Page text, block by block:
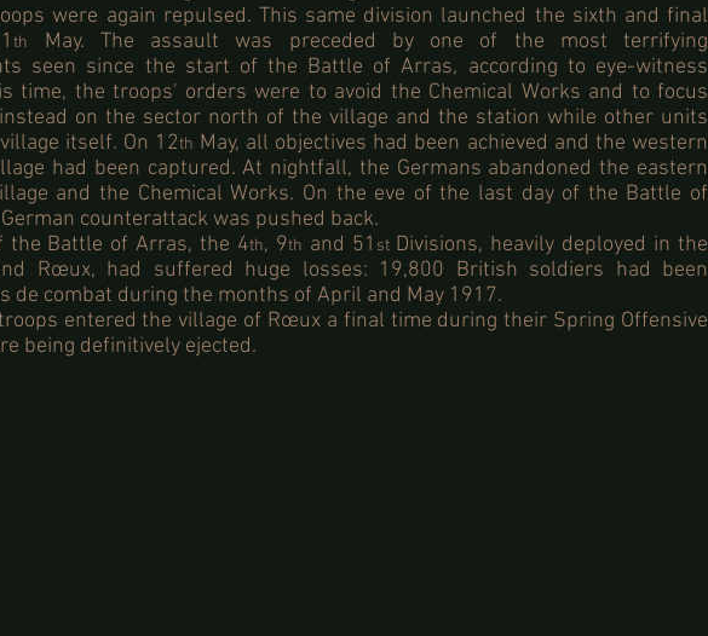
were again repulsed. This same division launched the sixth and final
th
May. The assault was preceded by one of the most terrifying
seen since the start of the Battle of Arras, according to eye-witness
time, the troops' orders were to avoid the Chemical Works and to focus
on the sector north of the village and the station while other units
itself. On 12th May, all objectives had been achieved and the western
had been captured. At nightfall, the Germans abandoned the eastern
and the Chemical Works. On the eve of the last day of the Battle of
counterattack was pushed back.
the Battle of Arras, the 4th, 9th and 51 stDivisions, heavily deployed in the
Rœux, had suffered huge losses: 19,800 British soldiers had been
de combat during the months of April and May 1917.
entered the village of Rœux a final time during their Spring Offensive
being definitively ejected.